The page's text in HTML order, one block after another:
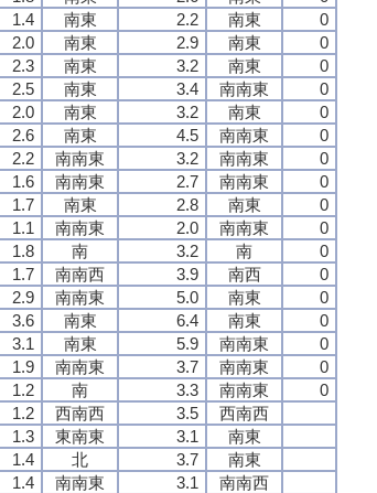
1.4 南東 2.2 南東
0
2.0 南東 2.9 南東
0
2.3 南東 3.2 南東
0
2.5 南東 3.4 南南東
0
2.0 南東 3.2 南東
0
2.6 南東 4.5 南南東
0
2.2 南南東 3.2 南南東
0
1.6 南南東 2.7 南南東
0
1.7 南東 2.8 南東
0
1.1 南南東 2.0 南南東
0
1.8 南 3.2 南
0
1.7 南南西 3.9 南西
0
2.9 南南東 5.0 南東
0
3.6 南東 6.4 南東
0
3.1 南東 5.9 南南東
0
1.9 南南東 3.7 南南東
0
1.2 南 3.3 南南東
0
1.2 西南西 3.5
西南西
1.3 東南東 3.1
南東
1.4 北 3.7
南東
1.4 南南東 3.1
南南西